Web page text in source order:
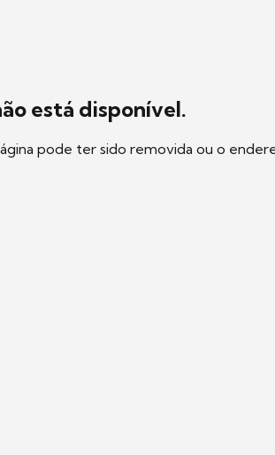
está disponível.
pode ter sido removida ou o